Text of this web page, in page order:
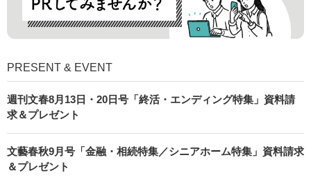
PRESENT & EVENT
週刊文春8月13日・20日号「終活・エンディング特集」資料請
求＆プレゼント
文藝春秋9月号「金融・相続特集／シニアホーム特集」資料請求
＆プレゼント